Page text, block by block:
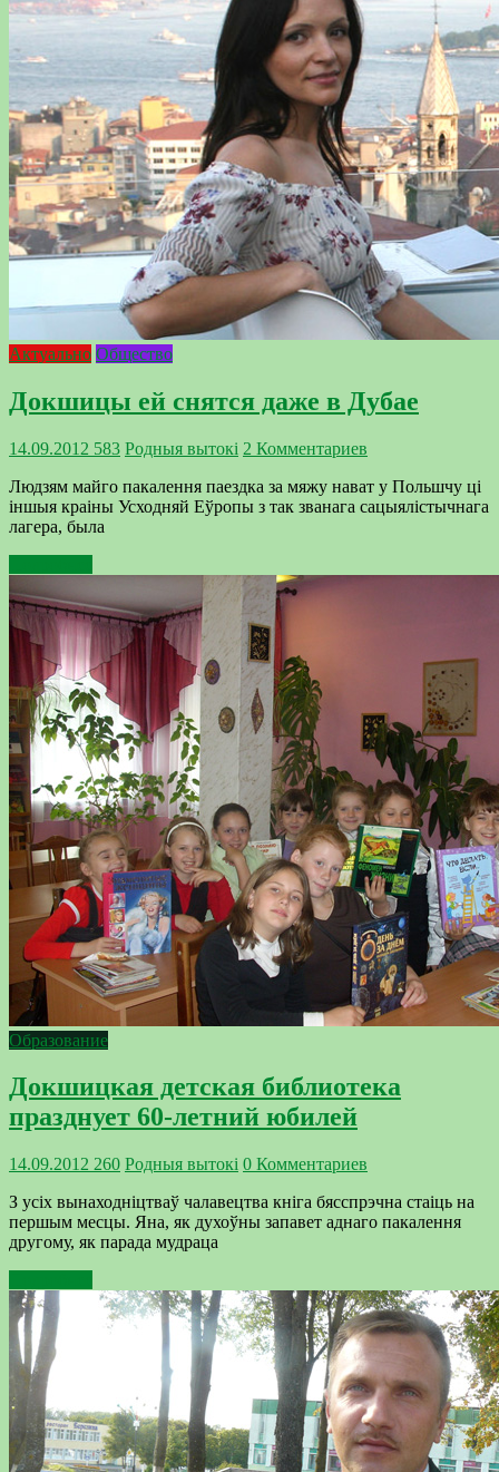
Актуально Общество
Докшицы ей снятся даже в Дубае
14.09.2012 583 Родныя вытокi 2 Комментариев
Людзям майго пакалення паездка за мяжу нават у Польшчу ці
іншыя краіны Усходняй Еўропы з так званага сацыялістычнага
лагера, была
Образование
Докшицкая детская библиотека
празднует 60-летний юбилей
14.09.2012 260 Родныя вытокi 0 Комментариев
З усіх вынаходніцтваў чалавецтва кніга бясспрэчна стаіць на
першым месцы. Яна, як духоўны запавет аднаго пакалення
другому, як парада мудраца